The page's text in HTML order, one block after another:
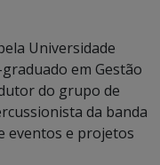
Universidade
em Gestão
do grupo de
da banda
eventos e projetos